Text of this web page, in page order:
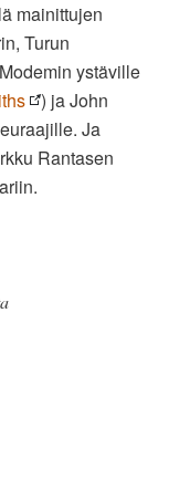
mainittujen
Turun
ystäville
) ja John
Ja
Rantasen